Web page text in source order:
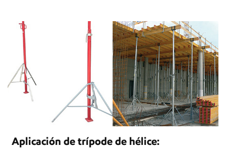
Aplicación de trípode de hélice: